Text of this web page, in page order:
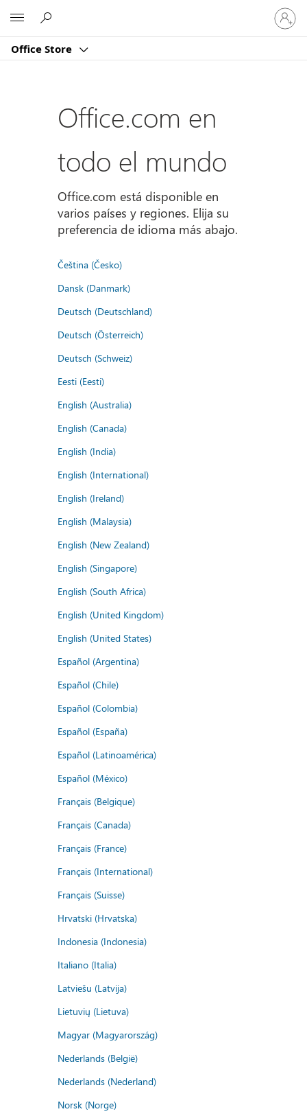
Office Store
Iniciar
sesión
en
cuenta
Office.com en
todo el mundo
Office.com está disponible en
varios países y regiones. Elija su
preferencia de idioma más abajo.
Čeština (Česko)
Dansk (Danmark)
Deutsch (Deutschland)
Deutsch (Österreich)
Deutsch (Schweiz)
Eesti (Eesti)
English (Australia)
English (Canada)
English (India)
English (International)
English (Ireland)
English (Malaysia)
English (New Zealand)
English (Singapore)
English (South Africa)
English (United Kingdom)
English (United States)
Español (Argentina)
Español (Chile)
Español (Colombia)
Español (España)
Español (Latinoamérica)
Español (México)
Français (Belgique)
Français (Canada)
Français (France)
Français (International)
Français (Suisse)
Hrvatski (Hrvatska)
Indonesia (Indonesia)
Italiano (Italia)
Latviešu (Latvija)
Lietuvių (Lietuva)
Magyar (Magyarország)
Nederlands (België)
Nederlands (Nederland)
Norsk (Norge)